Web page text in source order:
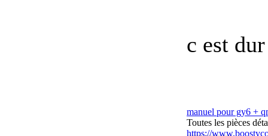
c est
manuel pour gy6 +
Toutes les pièces
https://